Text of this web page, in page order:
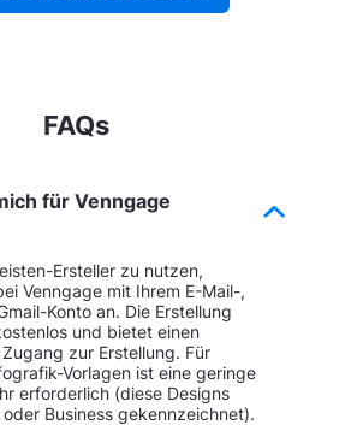
FAQs
für Venngage
Ersteller zu nutzen,
Venngage mit Ihrem E-Mail-,
Konto an. Die Erstellung
und bietet einen
zur Erstellung. Für
Vorlagen ist eine geringe
erforderlich (diese Designs
Business gekennzeichnet).